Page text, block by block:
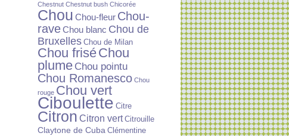
Chestnut Chestnut bush Chicorée
Chou Chou-fleur Chou-
raveChou blanc Chou de
Bruxelles Chou de Milan
Chou friséChou
plume Chou pointu
Chou Romanesco Chou
rouge Chou vert
Ciboulette Citre
Citron Citron vert Citrouille
Claytone de Cuba Clémentine